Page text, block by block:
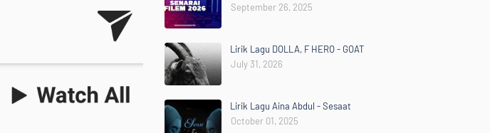
September 26, 2025
Lirik Lagu DOLLA, F HERO - GOAT
July 31, 2026
Lirik Lagu Aina Abdul - Sesaat
October 01, 2025